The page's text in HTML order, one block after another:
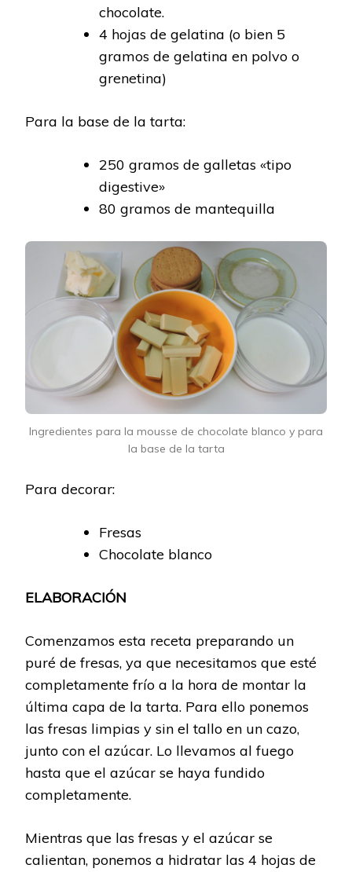
chocolate.
4 hojas de gelatina (o bien 5
gramos de gelatina en polvo o
grenetina)
Para la base de la tarta:
250 gramos de galletas «tipo
digestive»
80 gramos de mantequilla
Ingredientes para la mousse de chocolate blanco y para
la base de la tarta
Para decorar:
Fresas
Chocolate blanco
ELABORACIÓN
Comenzamos esta receta preparando un
puré de fresas, ya que necesitamos que esté
completamente frío a la hora de montar la
última capa de la tarta. Para ello ponemos
las fresas limpias y sin el tallo en un cazo,
junto con el azúcar. Lo llevamos al fuego
hasta que el azúcar se haya fundido
completamente.
Mientras que las fresas y el azúcar se
calientan, ponemos a hidratar las 4 hojas de